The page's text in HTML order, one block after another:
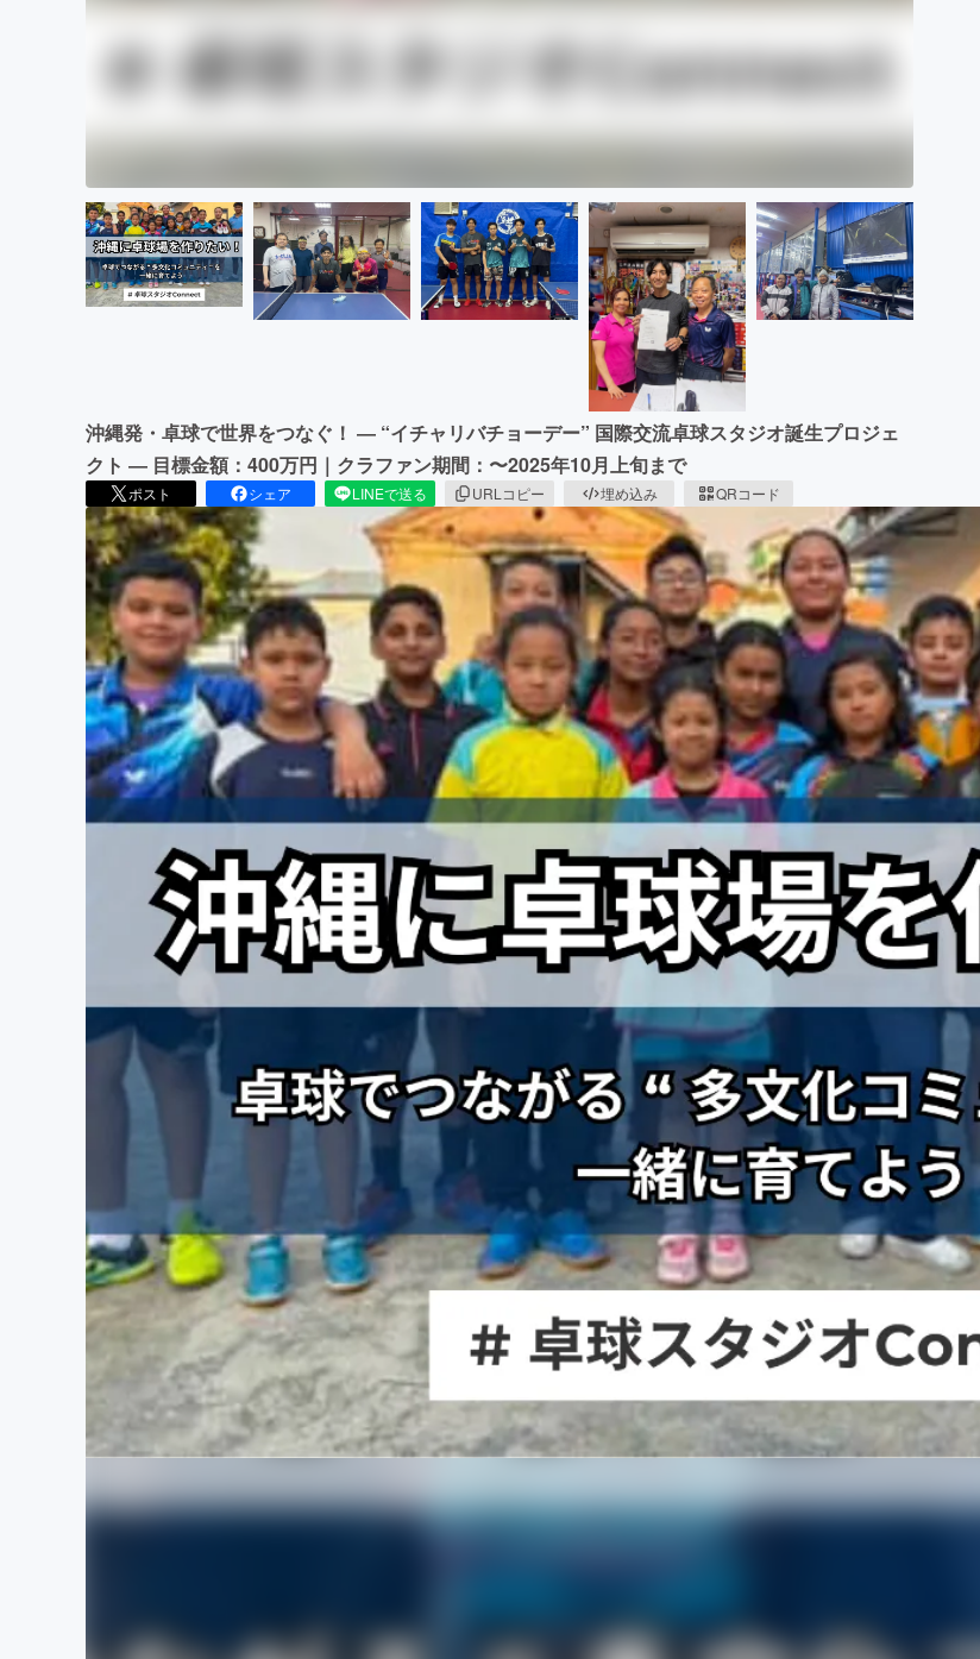
沖縄発・卓球で世界をつなぐ！ ― “イチャリバチョーデー” 国際交流卓球スタジオ誕生プロジェ
クト ― 目標金額：400万円｜クラファン期間：〜2025年10月上旬まで
ポスト シェア LINEで送る URLコピー 埋め込み QRコード